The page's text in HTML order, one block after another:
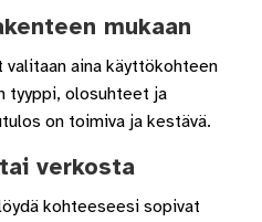
mukaan
aina käyttökohteen
tyyppi, olosuhteet ja
on toimiva ja kestävä.
verkosta
kohteeseesi sopivat